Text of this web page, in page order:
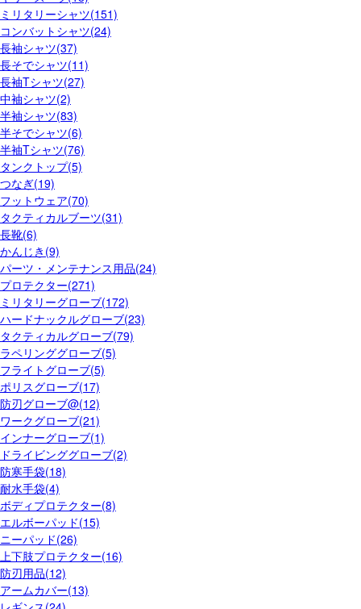
ミリタリーシャツ(151)
コンバットシャツ(24)
長袖シャツ(37)
長そでシャツ(11)
長袖Tシャツ(27)
中袖シャツ(2)
半袖シャツ(83)
半そでシャツ(6)
半袖Tシャツ(76)
タンクトップ(5)
つなぎ(19)
フットウェア(70)
タクティカルブーツ(31)
長靴(6)
かんじき(9)
パーツ・メンテナンス用品(24)
プロテクター(271)
ミリタリーグローブ(172)
ハードナックルグローブ(23)
タクティカルグローブ(79)
ラペリンググローブ(5)
フライトグローブ(5)
ポリスグローブ(17)
防刃グローブ@(12)
ワークグローブ(21)
インナーグローブ(1)
ドライビンググローブ(2)
防寒手袋(18)
耐水手袋(4)
ボディプロテクター(8)
エルボーパッド(15)
ニーパッド(26)
上下肢プロテクター(16)
防刃用品(12)
アームカバー(13)